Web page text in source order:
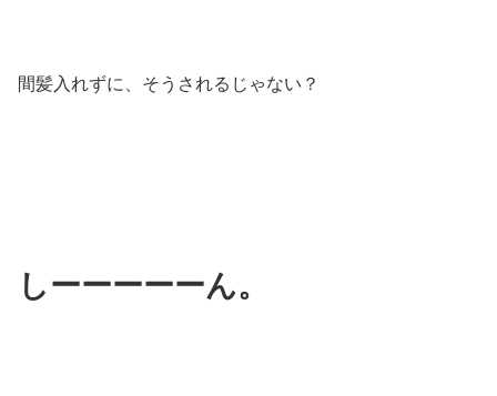
間髪入れずに、そうされるじゃない？
しーーーーーん。